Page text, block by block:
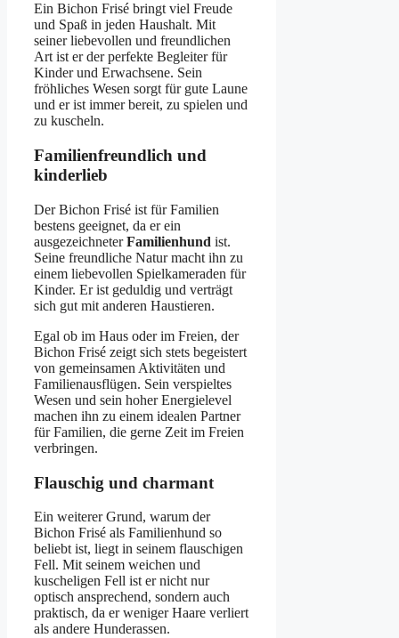
Ein Bichon Frisé bringt viel Freude
und Spaß in jeden Haushalt. Mit
seiner liebevollen und freundlichen
Art ist er der perfekte Begleiter für
Kinder und Erwachsene. Sein
fröhliches Wesen sorgt für gute Laune
und er ist immer bereit, zu spielen und
zu kuscheln.
Familienfreundlich und
kinderlieb
Der Bichon Frisé ist für Familien
bestens geeignet, da er ein
ausgezeichneterFamilienhund ist.
Seine freundliche Natur macht ihn zu
einem liebevollen Spielkameraden für
Kinder. Er ist geduldig und verträgt
sich gut mit anderen Haustieren.
Egal ob im Haus oder im Freien, der
Bichon Frisé zeigt sich stets begeistert
von gemeinsamen Aktivitäten und
Familienausflügen. Sein verspieltes
Wesen und sein hoher Energielevel
machen ihn zu einem idealen Partner
für Familien, die gerne Zeit im Freien
verbringen.
Flauschig und charmant
Ein weiterer Grund, warum der
Bichon Frisé als Familienhund so
beliebt ist, liegt in seinem flauschigen
Fell. Mit seinem weichen und
kuscheligen Fell ist er nicht nur
optisch ansprechend, sondern auch
praktisch, da er weniger Haare verliert
als andere Hunderassen.